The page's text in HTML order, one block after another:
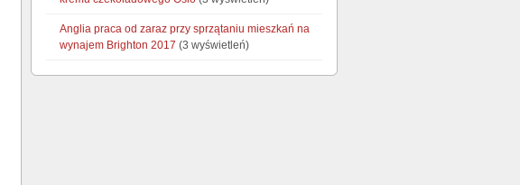
Anglia praca od zaraz przy sprzątaniu mieszkań na
wynajem Brighton 2017 (3 wyświetleń)